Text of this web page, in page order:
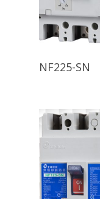
NF225-SN